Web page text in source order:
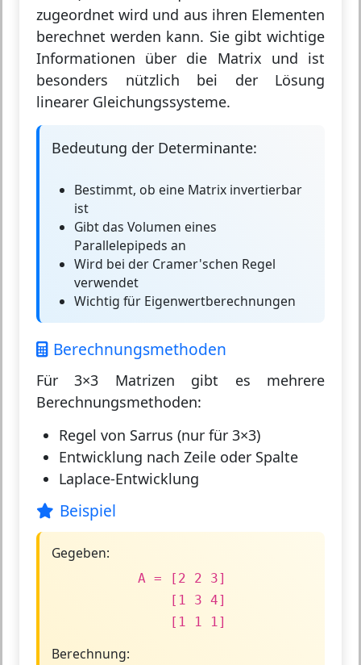
zugeordnet wird und aus ihren Elementen
berechnet werden kann. Sie gibt wichtige
Informationen über die Matrix und ist
besonders nützlich bei der Lösung
linearer Gleichungssysteme.
Bedeutung der Determinante:
Bestimmt, ob eine Matrix invertierbar
ist
Gibt das Volumen eines
Parallelepipeds an
Wird bei der Cramer'schen Regel
verwendet
Wichtig für Eigenwertberechnungen
Berechnungsmethoden
Für 3×3 Matrizen gibt es mehrere
Berechnungsmethoden:
Regel von Sarrus (nur für 3×3)
Entwicklung nach Zeile oder Spalte
Laplace-Entwicklung
Beispiel
Gegeben:
A = [2 2 3]
[1 3 4]
[1 1 1]
Berechnung: